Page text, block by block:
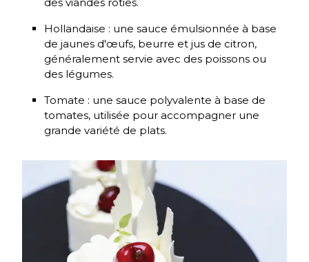
des viandes rôties.
Hollandaise : une sauce émulsionnée à base
de jaunes d'œufs, beurre et jus de citron,
généralement servie avec des poissons ou
des légumes.
Tomate : une sauce polyvalente à base de
tomates, utilisée pour accompagner une
grande variété de plats.